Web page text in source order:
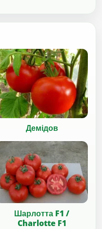
Демідов
Шарлотта F1 /
Charlotte F1